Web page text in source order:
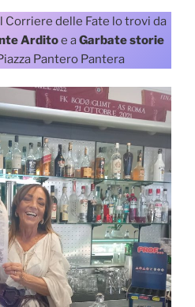
Corriere delle Fate lo trovi da
Arditoe aGarbate storie
Pantero Pantera